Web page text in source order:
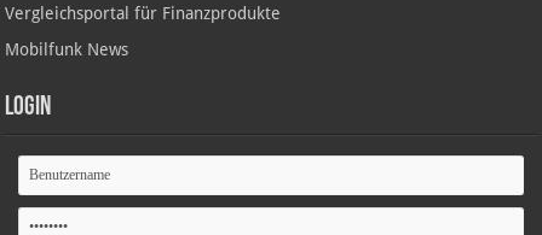
Vergleichsportal für Finanzprodukte
Mobilfunk News
Login